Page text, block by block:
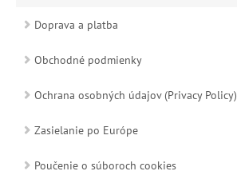
Doprava a platba
Obchodné podmienky
Ochrana osobných údajov (Privacy Policy)
Zasielanie po Európe
Poučenie o súboroch cookies